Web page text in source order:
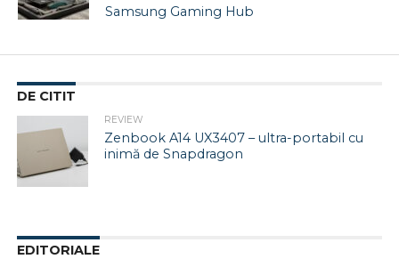
Samsung Gaming Hub
DE CITIT
REVIEW
Zenbook A14 UX3407 – ultra-portabil cu
inimă de Snapdragon
EDITORIALE